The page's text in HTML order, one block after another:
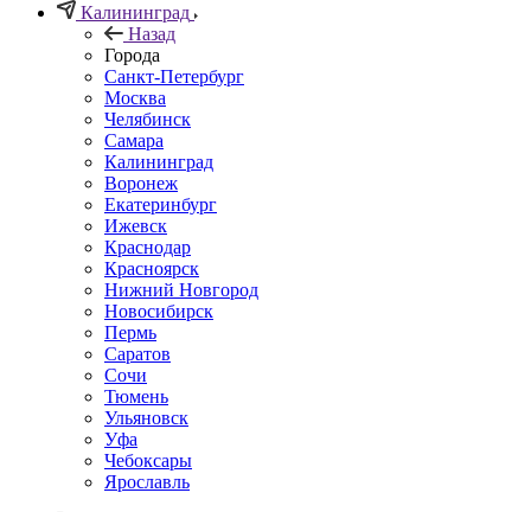
Калининград
Назад
Города
Санкт-Петербург
Москва
Челябинск
Самара
Калининград
Воронеж
Екатеринбург
Ижевск
Краснодар
Красноярск
Нижний Новгород
Новосибирск
Пермь
Саратов
Сочи
Тюмень
Ульяновск
Уфа
Чебоксары
Ярославль